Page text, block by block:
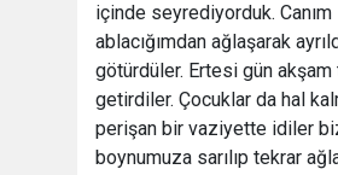
içinde seyrediyorduk. Canım
ablacığımdan ağlaşarak
götürdüler. Ertesi gün akşam
getirdiler. Çocuklar da hal
perişan bir vaziyette idiler
boynumuza sarılıp tekrar